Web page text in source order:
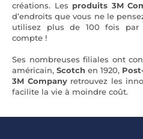
créations. Les produits 3M
d’endroits que vous ne le
utilisez plus de 100 fois
compte !
Ses nombreuses filiales ont
américain,Scotchen 1920,
3M Companyretrouvez les
facilite la vie à moindre coût.